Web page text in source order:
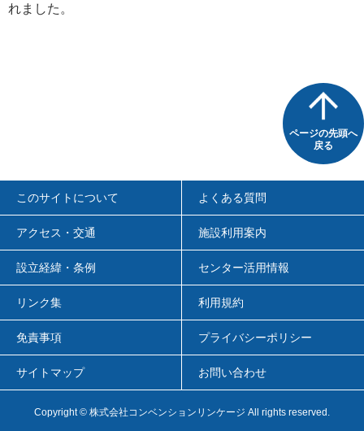
れました。
ページの先頭へ
戻る
このサイトについて よくある質問
アクセス・交通 施設利用案内
設立経緯・条例 センター活用情報
リンク集 利用規約
免責事項 プライバシーポリシー
サイトマップ お問い合わせ
Copyright© 株式会社コンベンションリンケージ All rights reserved.